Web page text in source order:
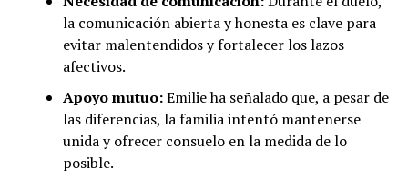
la comunicación abierta y honesta es clave para
evitar malentendidos y fortalecer los lazos
afectivos.
Apoyo mutuo:Emilie ha señalado que, a pesar de
las diferencias, la familia intentó mantenerse
unida y ofrecer consuelo en la medida de lo
posible.